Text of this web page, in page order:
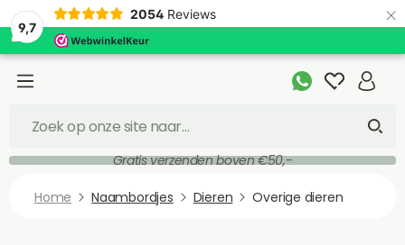
9,7
2054 Reviews ×
Gratis verzenden boven €50,-
Home Naambordjes Dieren Overige dieren